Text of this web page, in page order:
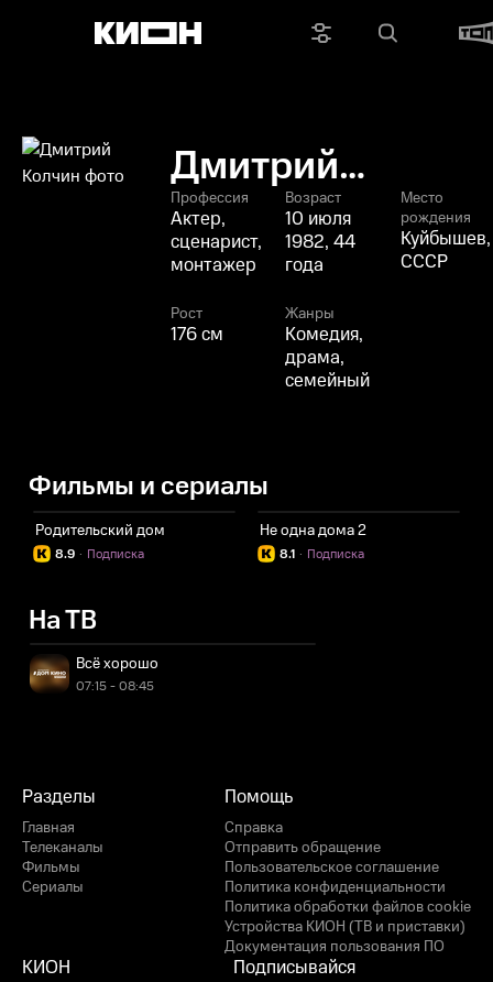
Дмитрий
Колчин
Профессия
Актер,
сценарист,
монтажер
Возраст
10 июля
1982, 44
года
Место
рождения
Куйбышев,
СССР
Рост
176 см
Жанры
Комедия,
драма,
семейный
Фильмы и сериалы
Родительский дом
8.9 Подписка
·
Не одна дома 2
8.1 Подписка
·
На ТВ
Всё хорошо
07:15 - 08:45
Разделы
Главная
Телеканалы
Фильмы
Сериалы
Помощь
Справка
Отправить обращение
Пользовательское соглашение
Политика конфиденциальности
Политика обработки файлов cookie
Устройства КИОН (ТВ и приставки)
Документация пользования ПО
КИОН Подписывайся